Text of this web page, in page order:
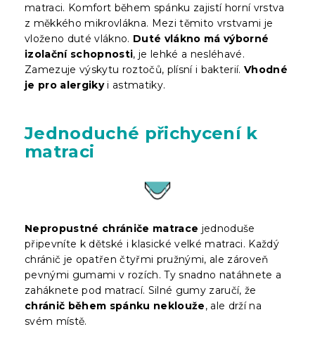
matraci. Komfort během spánku zajistí horní vrstva
z měkkého mikrovlákna. Mezi těmito vrstvami je
vloženo duté vlákno. Duté vlákno má výborné
izolační schopnosti, je lehké a nesléhavé.
Zamezuje výskytu roztočů, plísní i bakterií. Vhodné
je pro alergikyi astmatiky.
Jednoduché přichycení k
matraci
Nepropustné chrániče matrace jednoduše
připevníte k dětské i klasické velké matraci. Každý
chránič je opatřen čtyřmi pružnými, ale zároveň
pevnými gumami v rozích. Ty snadno natáhnete a
zaháknete pod matrací. Silné gumy zaručí, že
chránič během spánku neklouže, ale drží na
svém místě.